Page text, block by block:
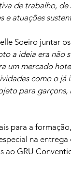
de trabalho,
e atuações
Soeiro juntar
a ideia era não
um mercado
como o já
para
para a
na
ao GRU